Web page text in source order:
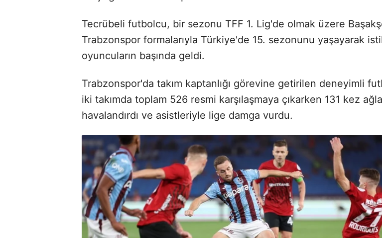
Tecrübeli futbolcu, bir sezonu TFF 1. Lig'de olmak üzere
Trabzonspor formalarıyla Türkiye'de 15. sezonunu yaşayarak
oyuncuların başında geldi.
Trabzonspor'da takım kaptanlığı görevine getirilen deneyimli
iki takımda toplam 526 resmi karşılaşmaya çıkarken 131 kez
havalandırdı ve asistleriyle lige damga vurdu.